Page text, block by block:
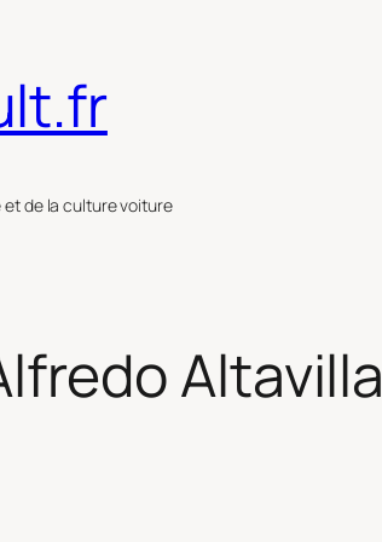
de la culture voiture
Altavilla